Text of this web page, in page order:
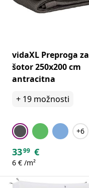
vidaXL Preproga za
šotor 250x200 cm
antracitna
+ 19 možnosti
+6
3399 €
6 € /m²